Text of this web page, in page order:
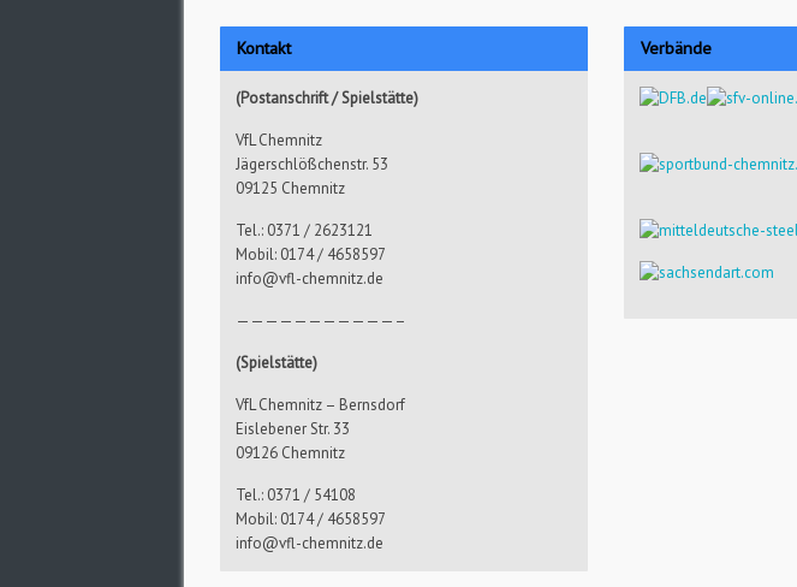
Kontakt
(Postanschrift / Spielstätte)
VfL Chemnitz
Jägerschlößchenstr. 53
09125 Chemnitz
Tel.: 0371 / 2623121
Mobil: 0174 / 4658597
info@vfl-chemnitz.de
———————————–
(Spielstätte)
VfL Chemnitz – Bernsdorf
Eislebener Str. 33
09126 Chemnitz
Tel.: 0371 / 54108
Mobil: 0174 / 4658597
info@vfl-chemnitz.de
Verbände